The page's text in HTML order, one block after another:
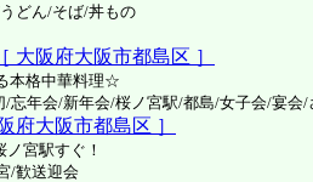
どん/そば/丼もの
大阪府大阪市都島区 ］
本格中華料理☆
年会/新年会/桜ノ宮駅/都島/女子会/宴会/
府大阪市都島区 ］
宮駅すぐ！
/歓送迎会